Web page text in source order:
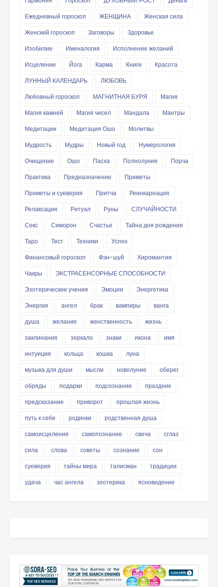
Ежедневный гороскоп
ЖЕНЩИНА
Женская сила
Женский гороскоп
Заговоры
Здоровье
Изобилие
Именалогия
Исполнение желаний
Исцеление
Йога Карма Книги
Красота
ЛУННЫЙ КАЛЕНДАРЬ
ЛЮБОВЬ
Любовный гороскоп
МАГНИТНАЯ БУРЯ
Магия
Магия камней
Магия чисел Мандала
Мантры
Медитации
Медитация Ошо
Молитвы
Мудрость
Мудры Новый год
Нумерология
Очищение
Ошо Пасха Полнолуние
Порча
Практика
Предназначение
Приметы
Приметы и суеверия
Притча
Реинкарнация
Релаксация
Ритуал Руны
СЛУЧАЙНОСТИ
Секс
Симорон Счастье
Тайна дня рождения
Таро
Тест Техники
Успех
Финансовый гороскоп
Фэн-шуй
Хиромантия
Чакры
ЭКСТРАСЕНСОРНЫЕ СПОСОБНОСТИ
Эзотерические учения
Эмоции
Энергетика
Энергия
ангел брак вампиры
ванга
душа
желание женственность
жизнь
заклинания
зеркало знаки икона
имя
интуиция
кольца кошка
луна
музыка для души
мысли новолуние
оберег
обряды
подарки подсознание
праздник
предсказание
приворот
прошлая жизнь
путь к себе
родинки
родственная душа
самоисцеления
самопознание свеча
сглаз
сила
слова советы сознание
сон
суеверия
тайны мира талисман
традиции
удача
час ангела эзотерика ясновидение